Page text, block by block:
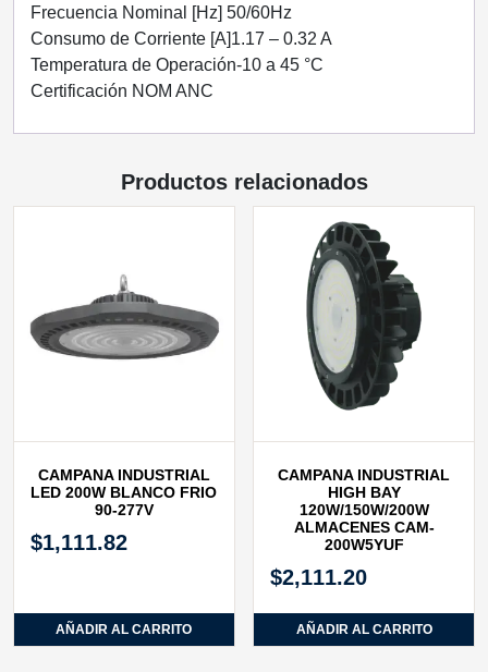
Frecuencia Nominal [Hz] 50/60Hz
Consumo de Corriente [A]1.17 – 0.32 A
Temperatura de Operación-10 a 45 °C
Certificación NOM ANC
Productos relacionados
CAMPANA INDUSTRIAL
LED 200W BLANCO FRIO
90‐277V
$1,111.82
AÑADIR AL CARRITO
CAMPANA INDUSTRIAL
HIGH BAY
120W/150W/200W
ALMACENES CAM-
200W5YUF
$2,111.20
AÑADIR AL CARRITO